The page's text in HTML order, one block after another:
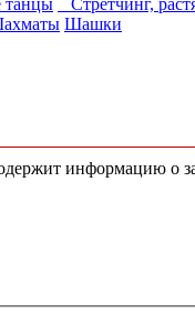
танцы Стретчинг,
Шашки
информацию о